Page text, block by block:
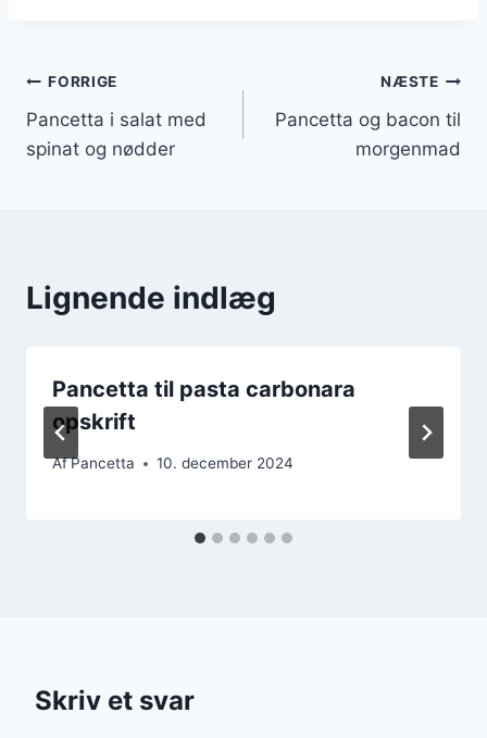
Indlægsnavigation
FORRIGE
Pancetta i salat med
spinat og nødder
NÆSTE
Pancetta og bacon til
morgenmad
Lignende indlæg
Pancetta til pasta carbonara
opskrift
AfPancetta 10. december 2024
Skriv et svar